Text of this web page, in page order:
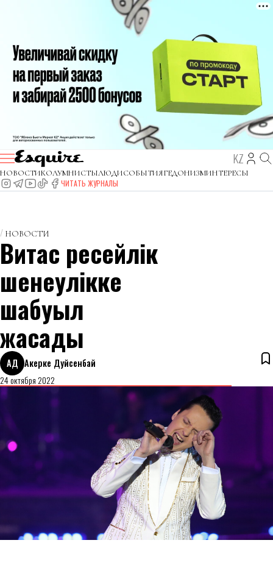
KZ
НОВОСТИКОЛУМНИСТЫЛЮДИСОБЫТИЯГЕДОНИЗМИНТЕРЕСЫ
ЧИТАТЬ ЖУРНАЛЫ
НОВОСТИ
Витас ресейлік
шенеулікке
шабуыл
жасады
АД Акерке Дуйсенбай
24 октября 2022